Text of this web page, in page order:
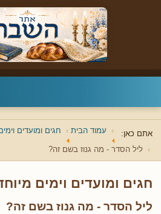
אתם כאן: עמוד הבית חגים ומועדים
ליל הסדר - מה גנוז בשם זה?
חגים ומועדים וימים
ליל הסדר - מה גנוז בשם זה?